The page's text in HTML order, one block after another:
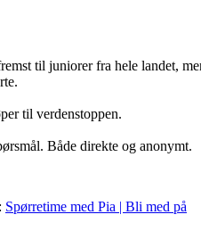
til juniorer fra hele landet,
til verdenstoppen.
Både direkte og anonymt.
Spørretime med Pia | Bli med på